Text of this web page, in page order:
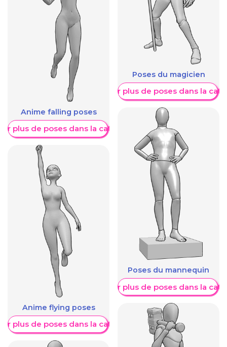
Anime falling poses
plus de poses dans la catégorie
Anime flying poses
plus de poses dans la catégorie
Poses du magicien
Afficher plus de poses dans la
Poses du mannequin
Afficher plus de poses dans la